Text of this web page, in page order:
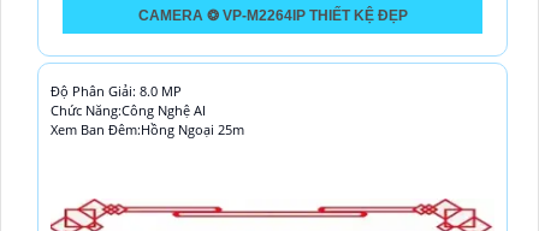
CAMERA ❂ VP-M2264IP THIẾT KỆ ĐẸP
Độ Phân Giải: 8.0 MP
Chức Năng:Công Nghệ AI
Xem Ban Đêm:Hồng Ngoại 25m